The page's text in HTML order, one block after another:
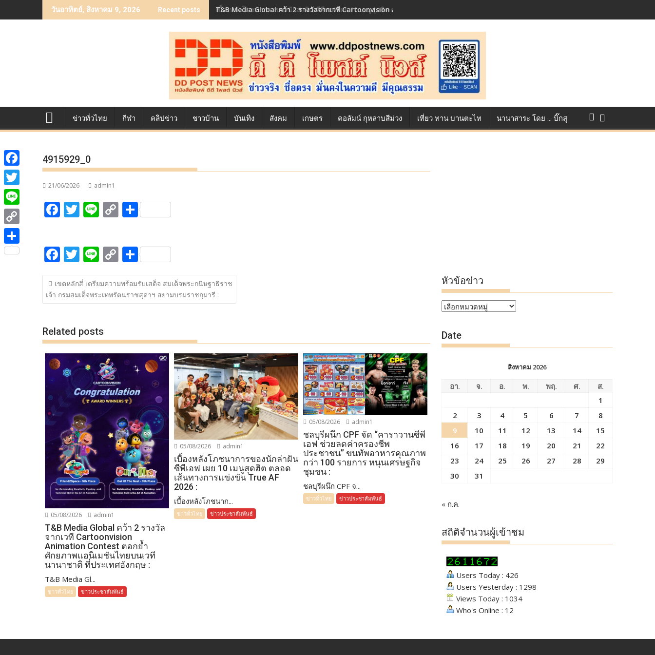
to
วันอาทิตย์, สิงหาคม 9, 2026 Recent posts เบื้องหลังโภชนาการของนักล่าฝัน ซีพีเอฟ เผย 10 เมนูสุดฮิต ตลอดเส้นทางการแข่งขัน True AF 2026 :
ข่าวทั่วไทย กีฬา คลิปข่าว ชาวบ้าน บันเทิง สังคม เกษตร คอลัมน์ กุหลาบสีม่วง เที่ยว ทาน บานตะไท นานาสาระ โดย … บิ๊กสุ
4915929_0
21/06/2026 admin1
F
ac
b
o
o
k
T
w
er
Li
n
C
o
y
Li
n
k
S
h
e
F
ac
e
b
o
k
T
w
itt
er
Li
n
e
C
o
p
y
k
S
h
ar
e
แนะแนว
เรื่อง
เขตหลักสี่ เตรียมความพร้อมรับเสด็จ สมเด็จพระกนิษฐาธิราช
เจ้า กรมสมเด็จพระเทพรัตนราชสุดาฯ สยามบรมราชกุมารี :
Related posts
05/08/2026 admin1
T&B Media Global คว้า 2 รางวัล
จากเวที Cartoonvision
Animation Contest ตอกย้ำ
ศักยภาพแอนิเมชันไทยบนเวที
นานาชาติ ที่ประเทศอังกฤษ :
T&B Media Gl...
ข่าวทั่วไทย ข่าวประชาสัมพันธ์
05/08/2026 admin1
เบื้องหลังโภชนาการของนักล่าฝัน
ซีพีเอฟ เผย 10 เมนูสุดฮิต ตลอด
เส้นทางการแข่งขัน True AF
2026 :
เบื้องหลังโภชนาก...
ข่าวทั่วไทย ข่าวประชาสัมพันธ์
05/08/2026 admin1
ชลบุรีผนึก CPF จัด “คาราวานซีพี
เอฟ ช่วยลดค่าครองชีพ
ประชาชน” ขนทัพอาหารคุณภาพ
กว่า 100 รายการ หนุนเศรษฐกิจ
ชุมชน :
ชลบุรีผนึก CPF จ...
ข่าวทั่วไทย ข่าวประชาสัมพันธ์
หัวข้อข่าว
หัวข้อ
Date
สิงหาคม 2026
อา. จ. อ. พ. พฤ. ศ.
ส.
1
2
3 4 5 6 7
8
9
10 11 12 13 14
15
16
17 18 19 20 21
22
23
24 25 26 27 28
29
30
31
« ก.ค.
สถิติจำนวนผู้เข้าชม
Users Today : 426
Users Yesterday : 1298
Views Today : 1034
Who's Online : 12
F
a
c
e
b
o
T
w
i
t
t
L
i
n
C
o
S